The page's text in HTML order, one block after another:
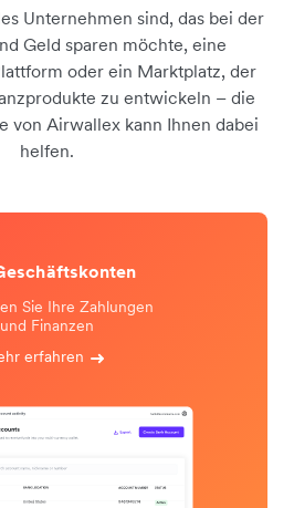
Unternehmen sind, das bei der
Geld sparen möchte, eine
oder ein Marktplatz, der
zu entwickeln – die
von Airwallex kann Ihnen dabei
helfen.
Sie Ihre Zahlungen
und Finanzen
erfahren